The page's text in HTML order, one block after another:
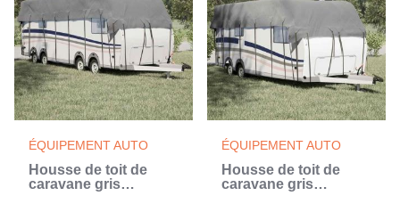
ÉQUIPEMENT AUTO
Housse de toit de
caravane gris
ÉQUIPEMENT AUTO
Housse de toit de
caravane gris